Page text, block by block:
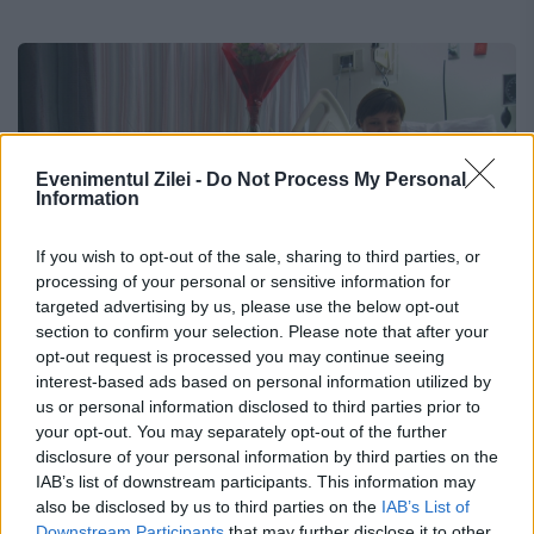
Evenimentul Zilei - Do Not Process My Personal
Information
If you wish to opt-out of the sale, sharing to third parties, or
processing of your personal or sensitive information for
targeted advertising by us, please use the below opt-out
section to confirm your selection. Please note that after your
opt-out request is processed you may continue seeing
interest-based ads based on personal information utilized by
us or personal information disclosed to third parties prior to
your opt-out. You may separately opt-out of the further
disclosure of your personal information by third parties on the
IAB’s list of downstream participants. This information may
also be disclosed by us to third parties on the IAB’s List of
ACTUALITATE
Cât costă cazarea în rezervele
spitalelor de stat